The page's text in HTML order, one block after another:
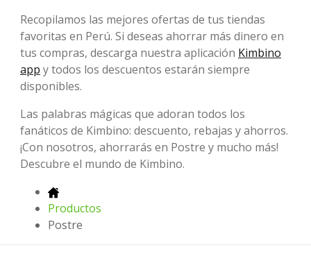
Recopilamos las mejores ofertas de tus tiendas
favoritas en Perú. Si deseas ahorrar más dinero en
tus compras, descarga nuestra aplicación Kimbino
app y todos los descuentos estarán siempre
disponibles.
Las palabras mágicas que adoran todos los
fanáticos de Kimbino: descuento, rebajas y ahorros.
¡Con nosotros, ahorrarás en Postre y mucho más!
Descubre el mundo de Kimbino.
Productos
Postre